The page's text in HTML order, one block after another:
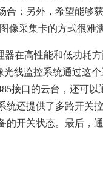
合；另外，希望能够
像采集卡的方式很难
在高性能和低功耗
光线监控系统通过这
接口的云台，还可
统还提供了多路开关
开关状态。最后，